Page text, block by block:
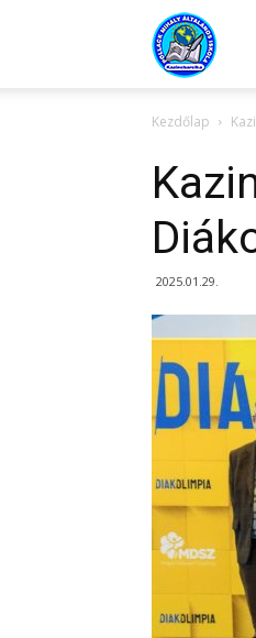
Mihály
Kezdőlap
2025.01.29.